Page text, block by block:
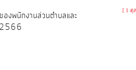
องพนักงานส่วนตำบลและ
2566
[ 1 ตุ